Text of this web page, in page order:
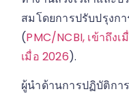
สมโดยการปรับปรุงก
(PMC/NCBI, เข้าถึง
เมื่อ 2026).
ผู้นำด้านการปฏิบัติกา